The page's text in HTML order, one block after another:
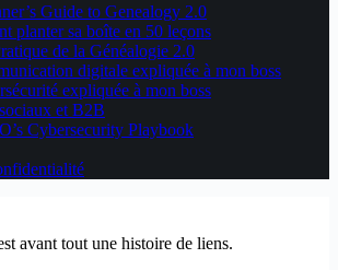
Guide to Genealogy 2.0
planter sa boîte en 50 leçons
de la Généalogie 2.0
digitale expliquée à mon boss
expliquée à mon boss
et B2B
Cybersecurity Playbook
avant tout une histoire de liens.